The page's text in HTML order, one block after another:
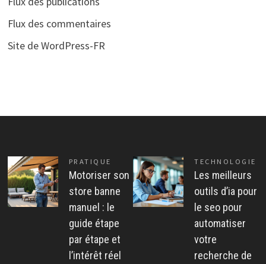
Flux des commentaires
Site de WordPress-FR
PRATIQUE
Motoriser son
store banne
manuel : le
guide étape
par étape et
l’intérêt réel
TECHNOLOGIE
Les meilleurs
outils d’ia pour
le seo pour
automatiser
votre
recherche de